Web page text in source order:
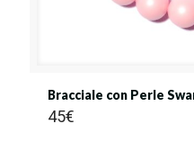
Bracciale con Perle
45€